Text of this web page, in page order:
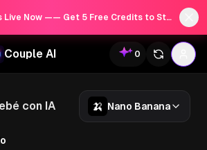
AI Memory Tools Live Now —— Get 5 Free Credits to Start!
Couple AI 0
con IA 🍌 Nano Banana